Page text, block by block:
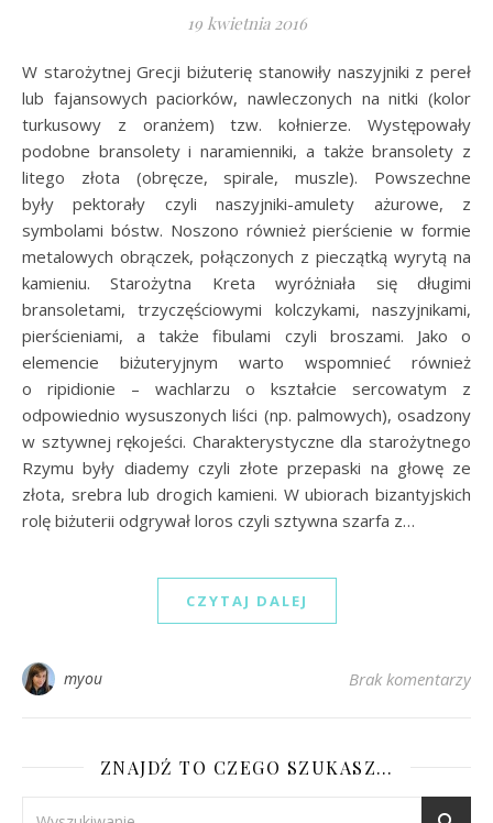
19 kwietnia 2016
W starożytnej Grecji biżuterię stanowiły naszyjniki z pereł
lub fajansowych paciorków, nawleczonych na nitki (kolor
turkusowy z oranżem) tzw. kołnierze. Występowały
podobne bransolety i naramienniki, a także bransolety z
litego złota (obręcze, spirale, muszle). Powszechne
były pektorały czyli naszyjniki-amulety ażurowe, z
symbolami bóstw. Noszono również pierścienie w formie
metalowych obrączek, połączonych z pieczątką wyrytą na
kamieniu. Starożytna Kreta wyróżniała się długimi
bransoletami, trzyczęściowymi kolczykami, naszyjnikami,
pierścieniami, a także fibulami czyli broszami. Jako o
elemencie biżuteryjnym warto wspomnieć również
o ripidionie – wachlarzu o kształcie sercowatym z
odpowiednio wysuszonych liści (np. palmowych), osadzony
w sztywnej rękojeści. Charakterystyczne dla starożytnego
Rzymu były diademy czyli złote przepaski na głowę ze
złota, srebra lub drogich kamieni. W ubiorach bizantyjskich
rolę biżuterii odgrywał loros czyli sztywna szarfa z…
CZYTAJ DALEJ
myou Brak komentarzy
ZNAJDŹ TO CZEGO SZUKASZ…